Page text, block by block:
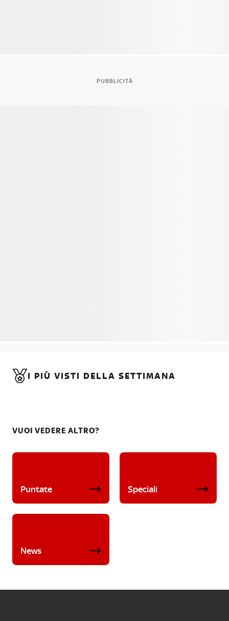
PUBBLICITÀ
I PIÙ VISTI DELLA SETTIMANA
VUOI VEDERE ALTRO?
Puntate Speciali
News